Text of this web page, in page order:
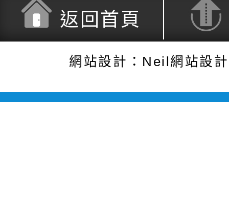
返回首頁
網站設計：Neil網站設